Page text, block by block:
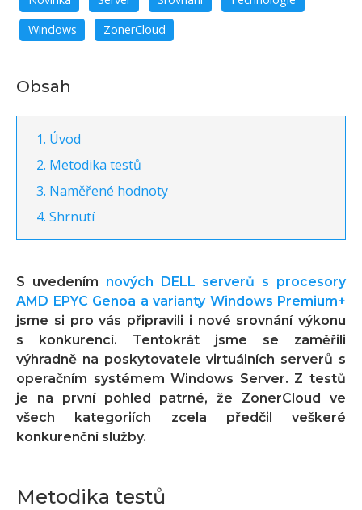
Windows
ZonerCloud
Obsah
Úvod
Metodika testů
Naměřené hodnoty
Shrnutí
S uvedením nových DELL serverů s procesory
AMD EPYC Genoa a varianty Windows Premium+
jsme si pro vás připravili i nové srovnání výkonu
s konkurencí. Tentokrát jsme se zaměřili
výhradně na poskytovatele virtuálních serverů s
operačním systémem Windows Server. Z testů
je na první pohled patrné, že ZonerCloud ve
všech kategoriích zcela předčil veškeré
konkurenční služby.
Metodika testů